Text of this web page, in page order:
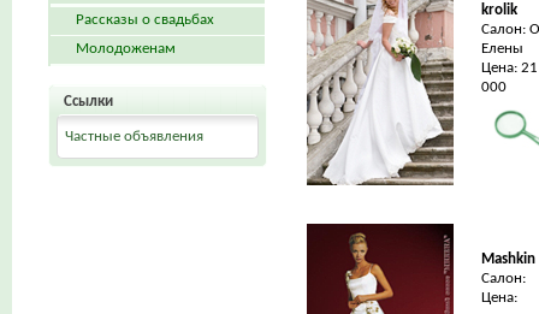
krolik
Салон:
Елены
Цена: 21
000
Mashkin
Салон:
Цена:
Рассказы о свадьбах
Молодоженам
Ссылки
Частные объявления